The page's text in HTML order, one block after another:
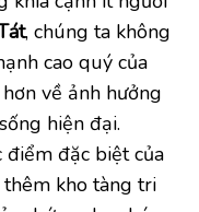
, chúng ta không
cao quý của
về ảnh hưởng
hiện đại.
điểm đặc biệt của
kho tàng tri